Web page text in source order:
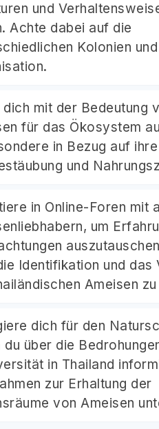
und
Achte dabei auf die
Kolonien
mit der Bedeutung
für das Ökosystem
in Bezug auf
und
in Online-Foren mit
um
Identifikation und das
Ameisen
dich für den
du über die
in Thailand
zur Erhaltung der
von Ameisen